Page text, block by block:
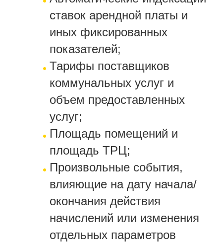
ставок арендной платы и
иных фиксированных
показателей;
Тарифы поставщиков
коммунальных услуг и
объем предоставленных
услуг;
Площадь помещений и
площадь ТРЦ;
Произвольные события,
влияющие на дату начала/
окончания действия
начислений или изменения
отдельных параметров